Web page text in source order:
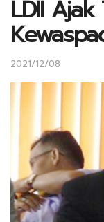
LDII
2021/12/08